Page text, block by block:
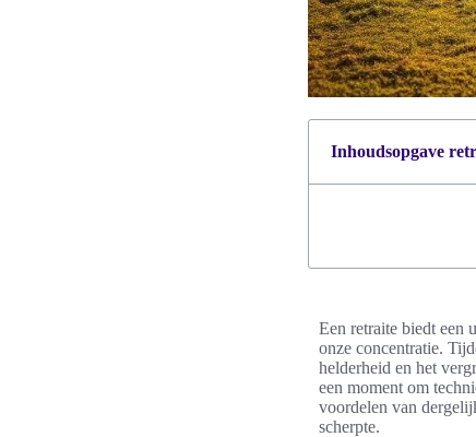
Inhoudsopgave
Een retraite biedt een
onze concentratie.
helderheid en het
een moment om
voordelen van
scherpte.